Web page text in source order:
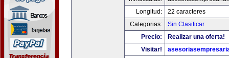
Longitud:
22 caracteres
Categorias:
Sin Clasificar
Precio:
Realizar una oferta!
Visitar!